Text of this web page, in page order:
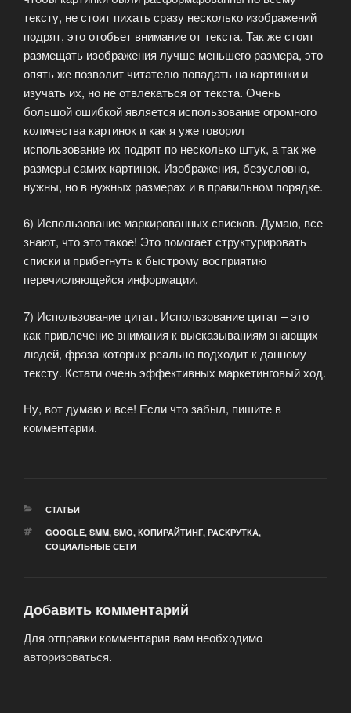
тексту, не стоит пихать сразу несколько изображений
подрят, это отобьет внимание от текста. Так же стоит
размещать изображения лучше меньшего размера, это
опять же позволит читателю попадать на картинки и
изучать их, но не отвлекаться от текста. Очень
большой ошибкой является использование огромного
количества картинок и как я уже говорил
использование их подрят по несколько штук, а так же
размеры самих картинок. Изображения, безусловно,
нужны, но в нужных размерах и в правильном порядке.
6) Использование маркированных списков. Думаю, все
знают, что это такое! Это помогает структурировать
списки и прибегнуть к быстрому восприятию
перечисляющейся информации.
7) Использование цитат. Использование цитат – это
как привлечение внимания к высказываниям знающих
людей, фраза которых реально подходит к данному
тексту. Кстати очень эффективных маркетинговый ход.
Ну, вот думаю и все! Если что забыл, пишите в
комментарии.
РУБРИКИ
СТАТЬИ
МЕТКИ
GOOGLE, SMM, SMO, КОПИРАЙТИНГ, РАСКРУТКА,
СОЦИАЛЬНЫЕ СЕТИ
Добавить комментарий
Для отправки комментария вам необходимо
авторизоваться.